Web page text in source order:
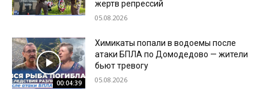
жертв репрессий
05.08.2026
00:04:39
Химикаты попали в водоемы после
атаки БПЛА по Домодедово — жители
бьют тревогу
05.08.2026